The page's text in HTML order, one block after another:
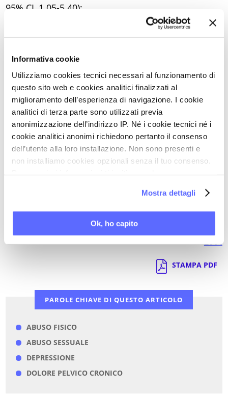
Informativa cookie
Utilizziamo cookies tecnici necessari al funzionamento di
questo sito web e cookies analitici finalizzati al
miglioramento dell’esperienza di navigazione. I cookie
analitici di terza parte sono utilizzati previa
anonimizzazione dell’indirizzo IP. Né i cookie tecnici né i
cookie analitici anonimi richiedono pertanto il consenso
dell’utente alla loro installazione. Non sono presenti e
non installiamo cookies opzionali senza il tuo consenso.
Mostra dettagli
Ok, ho capito
95% CI, 1.05-5.40);
- sia l’abuso fisico che l’abuso sessuale, subìti
nell’adolescenza o in età adulta, sono associati a
più elevati livelli di depressione
- il livello di cultura è significativamente associato
all’intensità del dolore, alladisabilità correlata
al doloree alladepressione.
Ultimi articoli su:
Torna a Flash dalla ricerca medica internazionale
2014
STAMPA PDF
PAROLE CHIAVE DI QUESTO ARTICOLO
ABUSO FISICO
ABUSO SESSUALE
DEPRESSIONE
DOLORE PELVICO CRONICO